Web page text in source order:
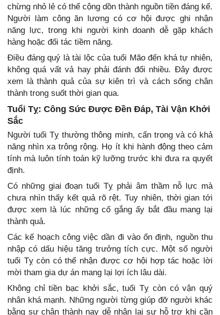
chừng nhỏ lẻ có thể cộng dồn thành nguồn tiền đáng kể.
Người làm công ăn lương có cơ hội được ghi nhận
năng lực, trong khi người kinh doanh dễ gặp khách
hàng hoặc đối tác tiềm năng.
Điều đáng quý là tài lộc của tuổi Mão đến khá tự nhiên,
không quá vất vả hay phải đánh đổi nhiều. Đây được
xem là thành quả của sự kiên trì và cách sống chân
thành trong suốt thời gian qua.
Tuổi Tỵ: Công Sức Được Đền Đáp, Tài Vận Khởi
Sắc
Người tuổi Tỵ thường thông minh, cẩn trọng và có khả
năng nhìn xa trông rộng. Họ ít khi hành động theo cảm
tính mà luôn tính toán kỹ lưỡng trước khi đưa ra quyết
định.
Có những giai đoạn tuổi Tỵ phải âm thầm nỗ lực mà
chưa nhìn thấy kết quả rõ rệt. Tuy nhiên, thời gian tới
được xem là lúc những cố gắng ấy bắt đầu mang lại
thành quả.
Các kế hoạch công việc dần đi vào ổn định, nguồn thu
nhập có dấu hiệu tăng trưởng tích cực. Một số người
tuổi Tỵ còn có thể nhận được cơ hội hợp tác hoặc lời
mời tham gia dự án mang lại lợi ích lâu dài.
Không chỉ tiền bạc khởi sắc, tuổi Tỵ còn có vận quý
nhân khá mạnh. Những người từng giúp đỡ người khác
bằng sự chân thành nay dễ nhận lại sự hỗ trợ khi cần